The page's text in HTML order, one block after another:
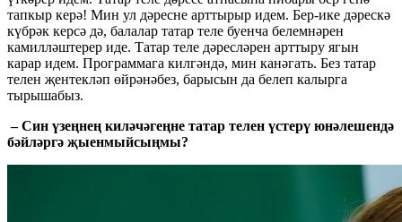
тапкыр керә! Мин ул дәресне арттырыр идем. Бер-ике дәрескә
күбрәк керсә дә, балалар татар теле буенча белемнәрен
камилләштерер иде. Татар теле дәресләрен арттыру ягын
карар идем. Программага килгәндә, мин канәгать. Без татар
телен җентекләп өйрәнәбез, барысын да белеп калырга
тырышабыз.
– Син үзеңнең килəчəгеңне татар телен үстерү юнəлешендə
бəйлəргə җыенмыйсыңмы?